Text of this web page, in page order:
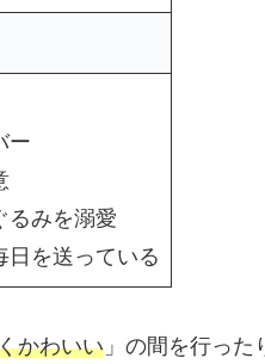
ー
るみを溺愛
日を送っている
かわいい 」の間を行った